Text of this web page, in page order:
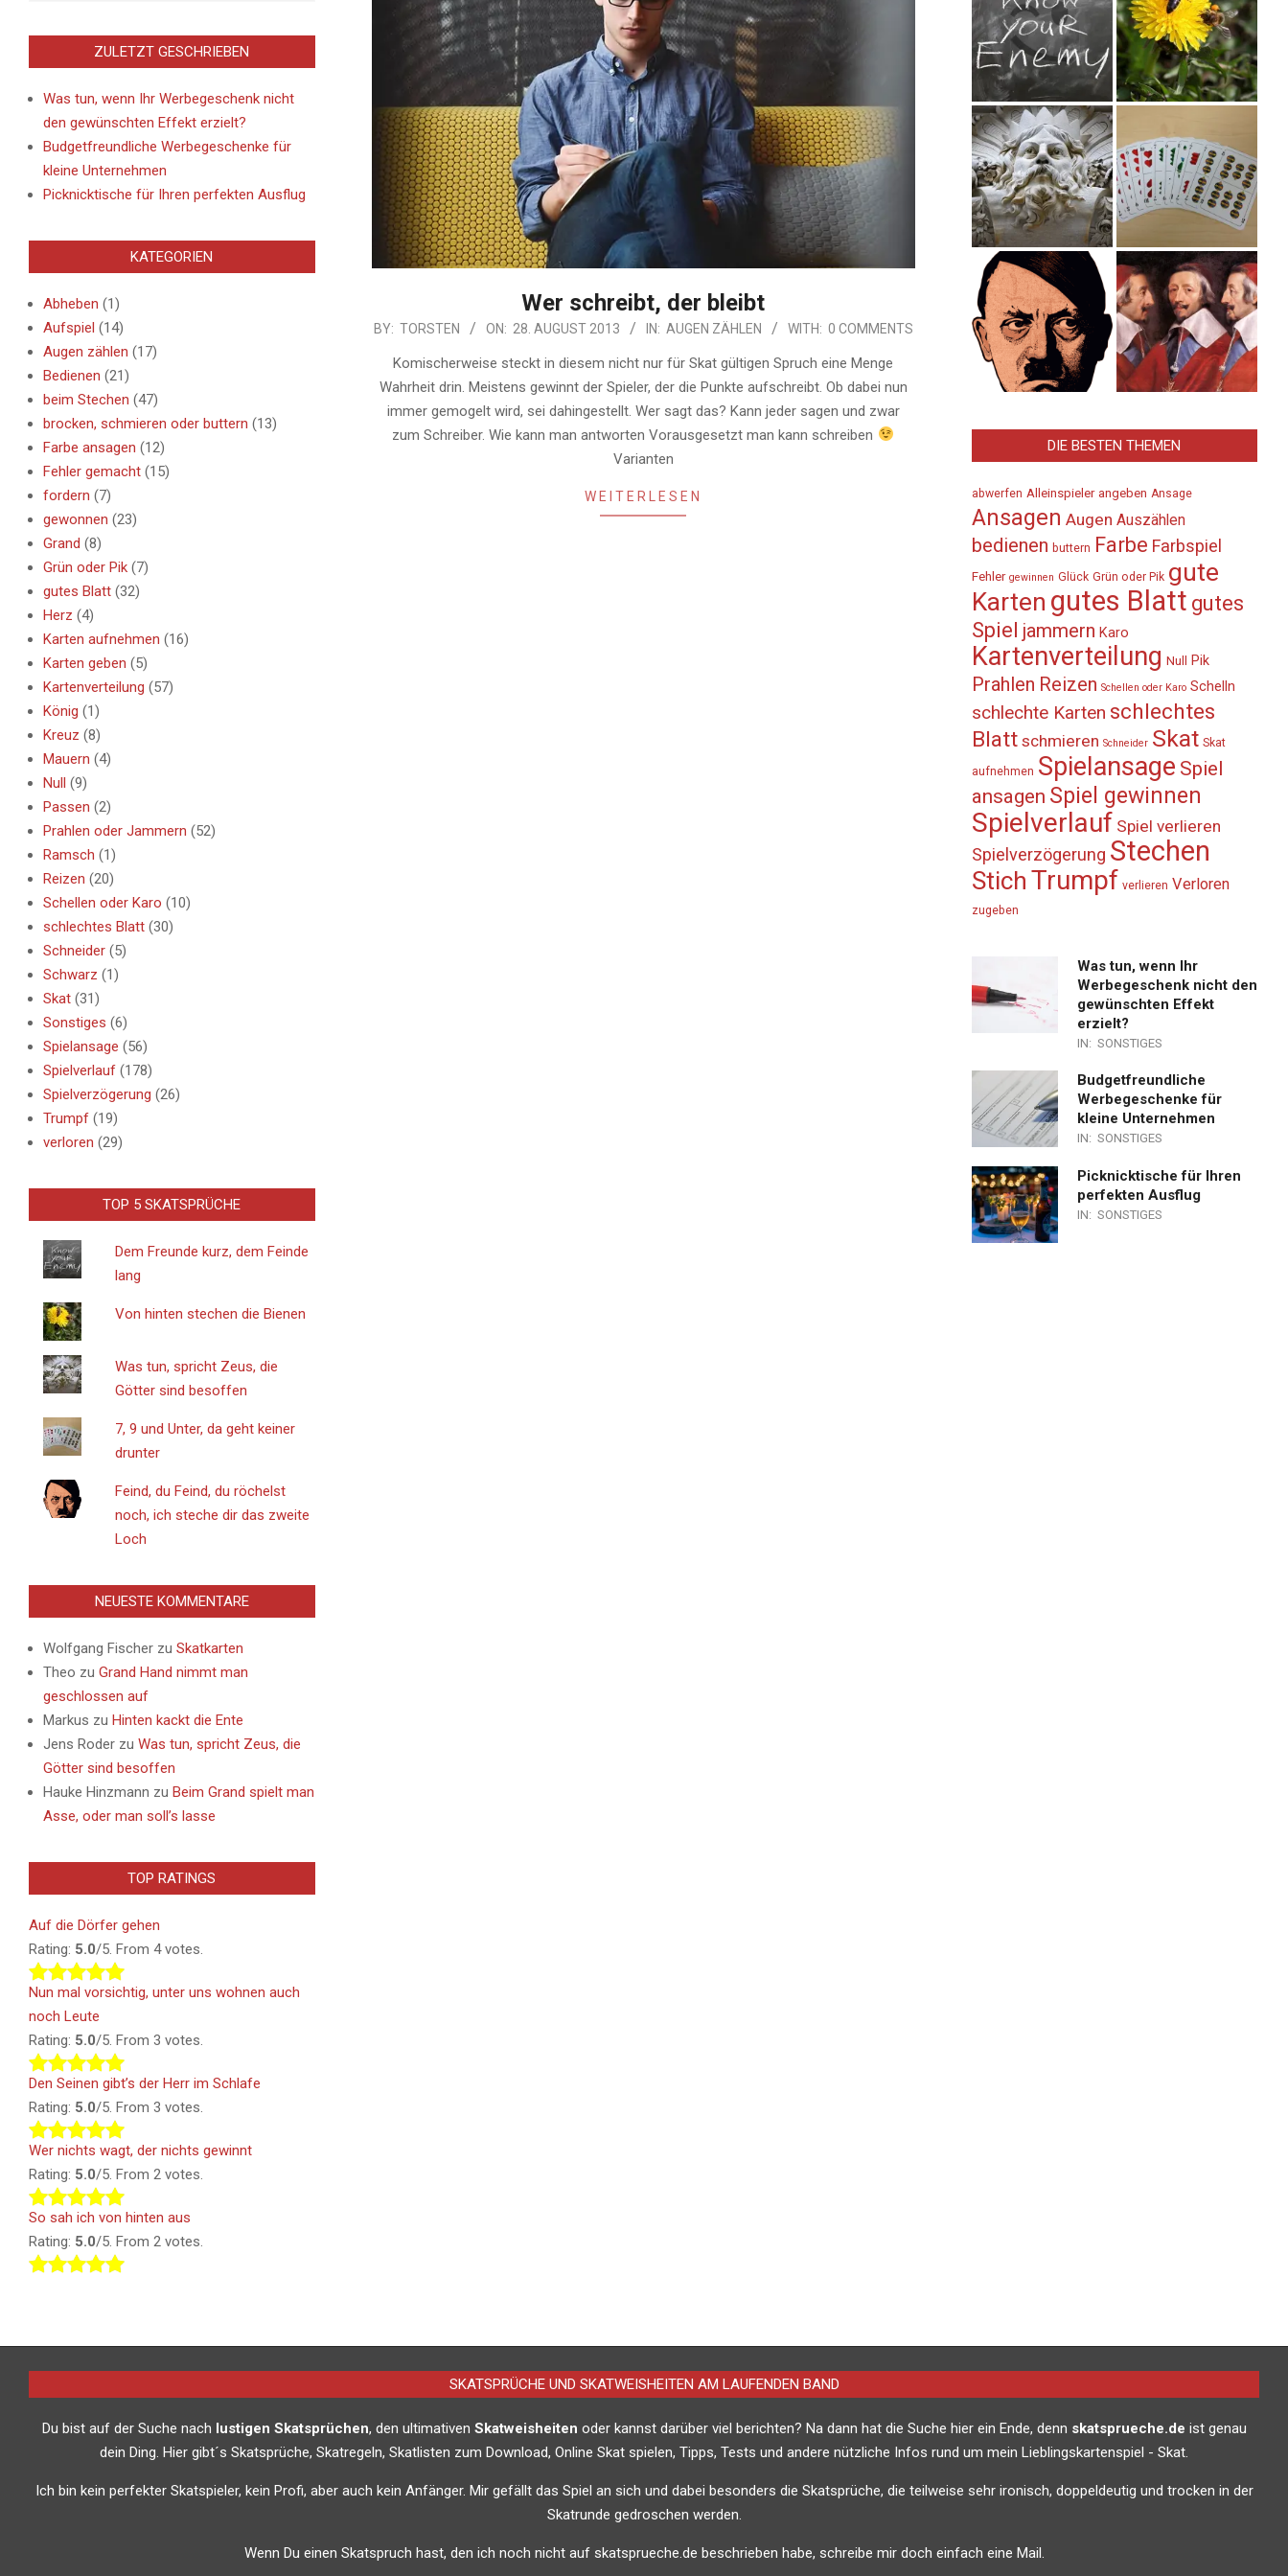
Wer schreibt, der bleibt
2013-
BY: TORSTEN ON: 28. AUGUST 2013 IN: AUGEN ZÄHLEN WITH: 0 COMMENTS
Komischerweise steckt in diesem nicht nur für Skat gültigen Spruch eine Menge
Wahrheit drin. Meistens gewinnt der Spieler, der die Punkte aufschreibt. Ob dabei nun
immer gemogelt wird, sei dahingestellt. Wer sagt das? Kann jeder sagen und zwar
zum Schreiber. Wie kann man antworten Vorausgesetzt man kann schreiben
Varianten
WEITERLESEN
ZULETZT GESCHRIEBEN
Was tun, wenn Ihr Werbegeschenk nicht
den gewünschten Effekt erzielt?
Budgetfreundliche Werbegeschenke für
kleine Unternehmen
Picknicktische für Ihren perfekten Ausflug
KATEGORIEN
Abheben (1)
Aufspiel (14)
Augen zählen (17)
Bedienen (21)
beim Stechen (47)
brocken, schmieren oder buttern (13)
Farbe ansagen (12)
Fehler gemacht (15)
fordern (7)
gewonnen (23)
Grand (8)
Grün oder Pik (7)
gutes Blatt (32)
Herz (4)
Karten aufnehmen (16)
Karten geben (5)
Kartenverteilung (57)
König (1)
Kreuz (8)
Mauern (4)
Null (9)
Passen (2)
Prahlen oder Jammern (52)
Ramsch (1)
Reizen (20)
Schellen oder Karo (10)
schlechtes Blatt (30)
Schneider (5)
Schwarz (1)
Skat (31)
Sonstiges (6)
Spielansage (56)
Spielverlauf (178)
Spielverzögerung (26)
Trumpf (19)
verloren (29)
TOP 5 SKATSPRÜCHE
Dem Freunde kurz, dem Feinde
lang
Von hinten stechen die Bienen
Was tun, spricht Zeus, die
Götter sind besoffen
7, 9 und Unter, da geht keiner
drunter
Feind, du Feind, du röchelst
noch, ich steche dir das zweite
Loch
NEUESTE KOMMENTARE
Wolfgang Fischer zu Skatkarten
Theo zu Grand Hand nimmt man
geschlossen auf
Markus zu Hinten kackt die Ente
Jens Roder zu Was tun, spricht Zeus, die
Götter sind besoffen
Hauke Hinzmann zu Beim Grand spielt man
Asse, oder man soll’s lasse
TOP RATINGS
Auf die Dörfer gehen
Rating: 5.0/5. From 4 votes.
Nun mal vorsichtig, unter uns wohnen auch
noch Leute
Rating: 5.0/5. From 3 votes.
Den Seinen gibt’s der Herr im Schlafe
Rating: 5.0/5. From 3 votes.
Wer nichts wagt, der nichts gewinnt
Rating: 5.0/5. From 2 votes.
So sah ich von hinten aus
Rating: 5.0/5. From 2 votes.
DIE BESTEN THEMEN
abwerfen Alleinspieler angeben Ansage
Ansagen Augen Auszählen
bedienen buttern Farbe Farbspiel
Fehler gewinnen Glück Grün oder Pik gute
Karten gutes Blatt gutes
Spiel jammern Karo
Kartenverteilung Null Pik
Prahlen Reizen Schellen oder Karo Schelln
schlechte Karten schlechtes
Blatt schmieren Schneider Skat Skat
aufnehmen Spielansage Spiel
ansagen Spiel gewinnen
Spielverlauf Spiel verlieren
Spielverzögerung Stechen
Stich Trumpf verlieren Verloren
zugeben
Was tun, wenn Ihr
Werbegeschenk nicht den
gewünschten Effekt
erzielt?
IN: SONSTIGES
Budgetfreundliche
Werbegeschenke für
kleine Unternehmen
IN: SONSTIGES
Picknicktische für Ihren
perfekten Ausflug
IN: SONSTIGES
SKATSPRÜCHE UND SKATWEISHEITEN AM LAUFENDEN BAND
Du bist auf der Suche nach lustigen Skatsprüchen, den ultimativen Skatweisheiten oder kannst darüber viel berichten? Na dann hat die Suche hier ein Ende, denn skatsprueche.de ist genau
dein Ding. Hier gibt´s Skatsprüche, Skatregeln, Skatlisten zum Download, Online Skat spielen, Tipps, Tests und andere nützliche Infos rund um mein Lieblingskartenspiel - Skat.
Ich bin kein perfekter Skatspieler, kein Profi, aber auch kein Anfänger. Mir gefällt das Spiel an sich und dabei besonders die Skatsprüche, die teilweise sehr ironisch, doppeldeutig und trocken in der
Skatrunde gedroschen werden.
Wenn Du einen Skatspruch hast, den ich noch nicht auf skatsprueche.de beschrieben habe, schreibe mir doch einfach eine Mail.